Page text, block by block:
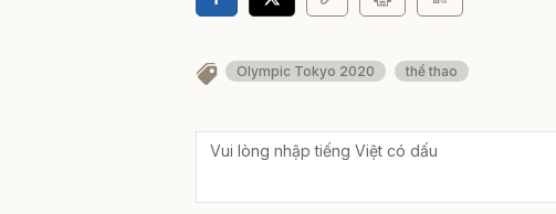
Olympic Tokyo 2020 thể thao